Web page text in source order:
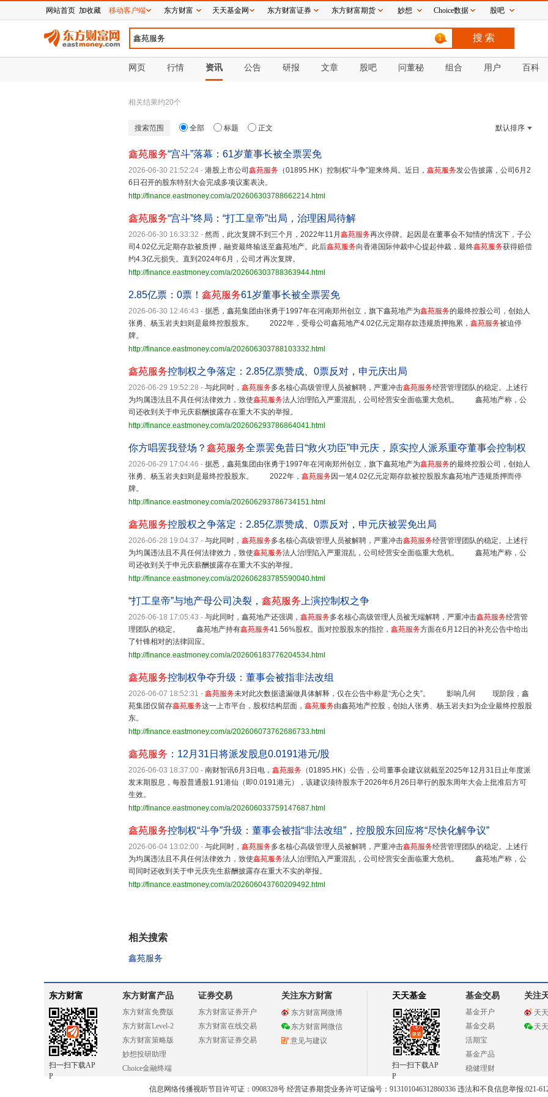
1
网页 行情 资讯 公告 研报 文章 股吧 问董秘 组合 用户 百科
相关结果约20个
搜索范围 全部 标题 正文 默认排序
鑫苑服务“宫斗”落幕：61岁董事长被全票罢免
2026-06-30 21:52:24 - 港股上市公司 鑫苑服务 （01895.HK）控制权“斗争”迎来终局。近日， 鑫苑服务发公告披露，公司6月2
6日召开的股东特别大会完成多项议案表决。
http://finance.eastmoney.com/a/202606303788662214.html
鑫苑服务“宫斗”终局：“打工皇帝”出局，治理困局待解
2026-06-30 16:33:32 - 然而，此次复牌不到三个月，2022年11月 鑫苑服务再次停牌。起因是在董事会不知情的情况下，子公
司4.02亿元定期存款被质押，融资最终输送至鑫苑地产。此后鑫苑服务向香港国际仲裁中心提起仲裁，最终鑫苑服务获得赔偿
约4.3亿元损失。直到2024年6月，公司才再次复牌。
http://finance.eastmoney.com/a/202606303788363944.html
2.85亿票：0票！ 鑫苑服务61岁董事长被全票罢免
2026-06-30 12:46:43 - 据悉，鑫苑集团由张勇于1997年在河南郑州创立，旗下鑫苑地产为鑫苑服务的最终控股公司，创始人
张勇、杨玉岩夫妇则是最终控股股东。 2022年，受母公司鑫苑地产4.02亿元定期存款违规质押拖累， 鑫苑服务被迫停
牌。
http://finance.eastmoney.com/a/202606303788103332.html
鑫苑服务控制权之争落定：2.85亿票赞成、0票反对，申元庆出局
2026-06-29 19:52:28 - 与此同时， 鑫苑服务多名核心高级管理人员被解聘，严重冲击鑫苑服务经营管理团队的稳定。上述行
为均属违法且不具任何法律效力，致使鑫苑服务法人治理陷入严重混乱，公司经营安全面临重大危机。 鑫苑地产称，公
司还收到关于申元庆薪酬披露存在重大不实的举报。
http://finance.eastmoney.com/a/202606293786864041.html
你方唱罢我登场？ 鑫苑服务全票罢免昔日“救火功臣”申元庆，原实控人派系重夺董事会控制权
2026-06-29 17:04:46 - 据悉，鑫苑集团由张勇于1997年在河南郑州创立，旗下鑫苑地产为鑫苑服务的最终控股公司，创始人
张勇、杨玉岩夫妇则是最终控股股东。 2022年， 鑫苑服务因一笔4.02亿元定期存款被控股股东鑫苑地产违规质押而停
牌。
http://finance.eastmoney.com/a/202606293786734151.html
鑫苑服务控股权之争落定：2.85亿票赞成、0票反对，申元庆被罢免出局
2026-06-28 19:04:37 - 与此同时， 鑫苑服务多名核心高级管理人员被解聘，严重冲击鑫苑服务经营管理团队的稳定。上述行
为均属违法且不具任何法律效力，致使鑫苑服务法人治理陷入严重混乱，公司经营安全面临重大危机。 鑫苑地产称，公
司还收到关于申元庆薪酬披露存在重大不实的举报。
http://finance.eastmoney.com/a/202606283785590040.html
“打工皇帝”与地产母公司决裂， 鑫苑服务 上演控制权之争
2026-06-18 17:05:43 - 与此同时，鑫苑地产还强调， 鑫苑服务多名核心高级管理人员被无端解聘，严重冲击鑫苑服务经营管
理团队的稳定。 鑫苑地产持有鑫苑服务41.56%股权。面对控股股东的指控， 鑫苑服务方面在6月12日的补充公告中给出
了针锋相对的法律回应。
http://finance.eastmoney.com/a/202606183776204534.html
鑫苑服务控制权争夺升级：董事会被指非法改组
2026-06-07 18:52:31 - 鑫苑服务未对此次数据遗漏做具体解释，仅在公告中称是“无心之失”。 影响几何 现阶段，鑫
苑集团仅留存鑫苑服务这一上市平台，股权结构层面， 鑫苑服务由鑫苑地产控股，创始人张勇、杨玉岩夫妇为企业最终控股股
东。
http://finance.eastmoney.com/a/202606073762686733.html
鑫苑服务 ：12月31日将派发股息0.0191港元/股
2026-06-03 18:37:00 - 南财智讯6月3日电， 鑫苑服务 （01895.HK）公告，公司董事会建议就截至2025年12月31日止年度派
发末期股息，每股普通股1.91港仙（即0.0191港元），该建议须待股东于2026年6月26日举行的股东周年大会上批准后方可
生效。
http://finance.eastmoney.com/a/202606033759147687.html
鑫苑服务控制权“斗争”升级：董事会被指“非法改组”，控股股东回应将“尽快化解争议”
2026-06-04 13:02:00 - 与此同时， 鑫苑服务多名核心高级管理人员被解聘，严重冲击鑫苑服务经营管理团队的稳定。上述行
为均属违法且不具任何法律效力，致使鑫苑服务法人治理陷入严重混乱，公司经营安全面临重大危机。 鑫苑地产称，公
司同时还收到关于申元庆先生薪酬披露存在重大不实的举报。
http://finance.eastmoney.com/a/202606043760209492.html
相关搜索
鑫苑服务
东方财富
扫一扫下载AP
P
东方财富产品
东方财富免费版
东方财富Level-2
东方财富策略版
妙想投研助理
Choice金融终端
证券交易
东方财富证券开户
东方财富在线交易
东方财富证券交易
关注东方财富
东方财富网微博
东方财富网微信
意见与建议
天天基金
扫一扫下载AP
P
基金交易
基金开户
基金交易
活期宝
基金产品
稳健理财
关注
天
天
信息网络传播视听节目许可证：0908328号 经营证券期货业务许可证编号：913101046312860336 违法和不良信息举报:021-
网站首页 加收藏 移动客户端 东方财富 天天基金网 东方财富证券 东方财富期货 妙想 Choice数据 股吧